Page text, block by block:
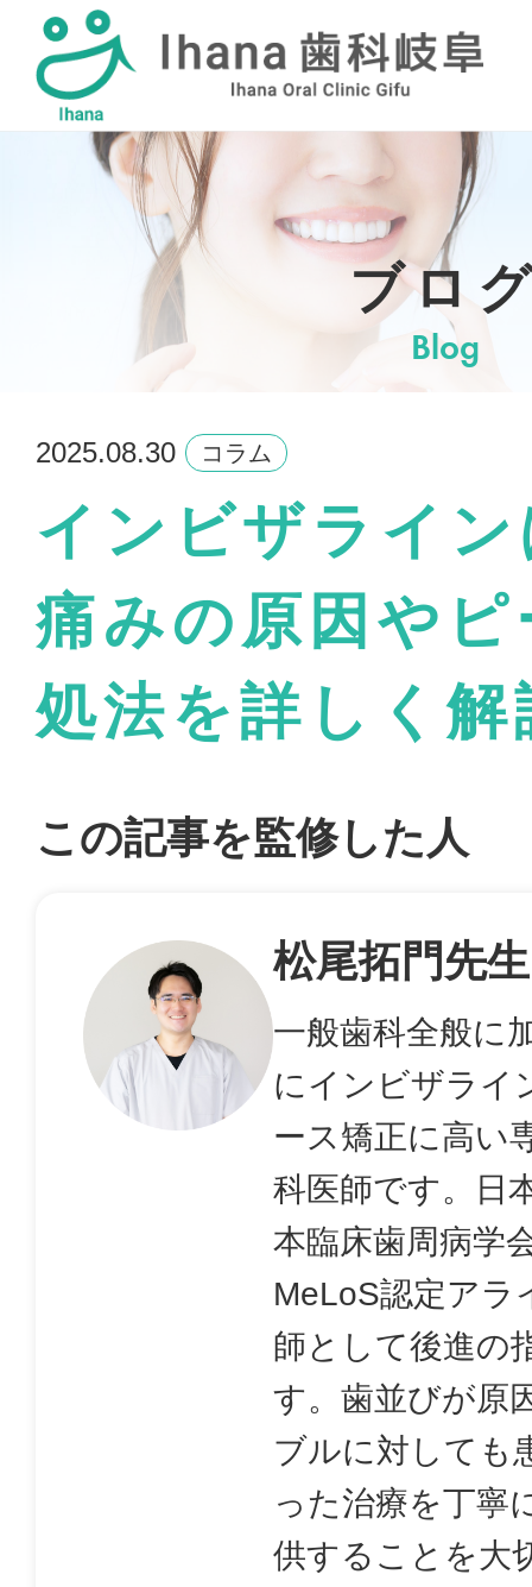
採用情報
ブロ
Blog
2025.08.30 コラム
インビザライ
痛みの原因や
処法を詳しく解
この記事を監修した人
松尾拓門先生
一般歯科全般に
にインビザライ
ース矯正に高い
科医師です。日
本臨床歯周病学
MeLoS認定アラ
師として後進の
す。歯並びが原
ブルに対しても
った治療を丁寧
供することを大